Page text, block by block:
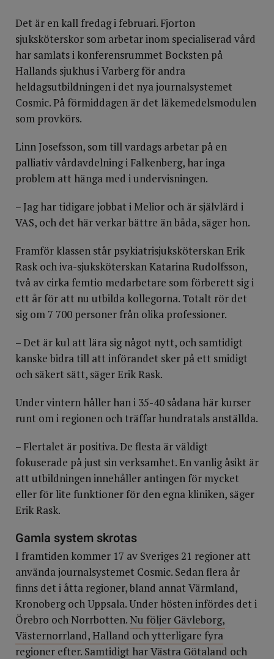
Det är en kall fredag i februari. Fjorton
sjuksköterskor som arbetar inom specialiserad vård
har samlats i konferensrummet Bocksten på
Hallands sjukhus i Varberg för andra
heldagsutbildningen i det nya journalsystemet
Cosmic. På förmiddagen är det läkemedelsmodulen
som provkörs.
Linn Josefsson, som till vardags arbetar på en
palliativ vårdavdelning i Falkenberg, har inga
problem att hänga med i undervisningen.
– Jag har tidigare jobbat i Melior och är självlärd i
VAS, och det här verkar bättre än båda, säger hon.
Framför klassen står psykiatrisjuksköterskan Erik
Rask och iva-sjuksköterskan Katarina Rudolfsson,
två av cirka femtio medarbetare som förberett sig i
ett år för att nu utbilda kollegorna. Totalt rör det
sig om 7 700 personer från olika professioner.
– Det är kul att lära sig något nytt, och samtidigt
kanske bidra till att införandet sker på ett smidigt
och säkert sätt, säger Erik Rask.
Under vintern håller han i 35-40 sådana här kurser
runt om i regionen och träffar hundratals anställda.
– Flertalet är positiva. De flesta är väldigt
fokuserade på just sin verksamhet. En vanlig åsikt är
att utbildningen innehåller antingen för mycket
eller för lite funktioner för den egna kliniken, säger
Erik Rask.
Gamla system skrotas
I framtiden kommer 17 av Sveriges 21 regioner att
använda journalsystemet Cosmic. Sedan flera år
finns det i åtta regioner, bland annat Värmland,
Kronoberg och Uppsala. Under hösten infördes det i
Örebro och Norrbotten.Nu följer Gävleborg,
Västernorrland, Halland och ytterligare fyra
regioner efter. Samtidigt har Västra Götaland och